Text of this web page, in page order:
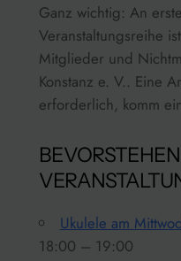
Ganz wichtig: An
Veranstaltungsreihe
Mitglieder und
Konstanz e. V.. Eine
erforderlich, komm
Ukulele am
18:00 – 19:00